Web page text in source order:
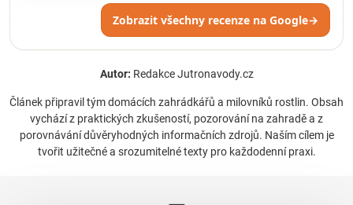
Zobrazit všechny recenze na Google→
Autor: Redakce Jutronavody.cz
Článek připravil tým domácích zahrádkářů a milovníků rostlin. Obsah
vychází z praktických zkušeností, pozorování na zahradě a z
porovnávání důvěryhodných informačních zdrojů. Naším cílem je
tvořit užitečné a srozumitelné texty pro každodenní praxi.